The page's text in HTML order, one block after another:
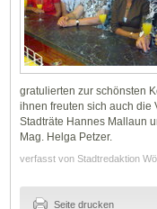
gratulierten zur schönsten
ihnen freuten sich auch die
Stadträte Hannes Mallaun
Mag. Helga Petzer.
verfasst von Stadtredaktion
Seite drucken